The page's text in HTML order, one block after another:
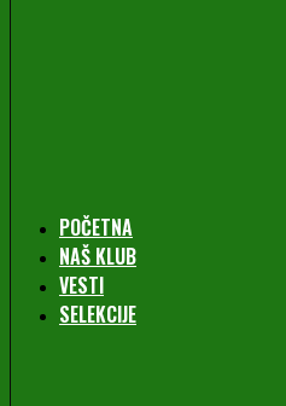
POČETNA
NAŠ KLUB
VESTI
SELEKCIJE